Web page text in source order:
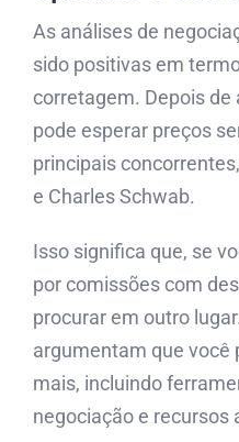
As análises de
sido positivas em
corretagem. Depois de
pode esperar preços
principais
e Charles Schwab.
Isso significa que, se
por comissões com
procurar em outro
argumentam que você
mais, incluindo
negociação e recursos